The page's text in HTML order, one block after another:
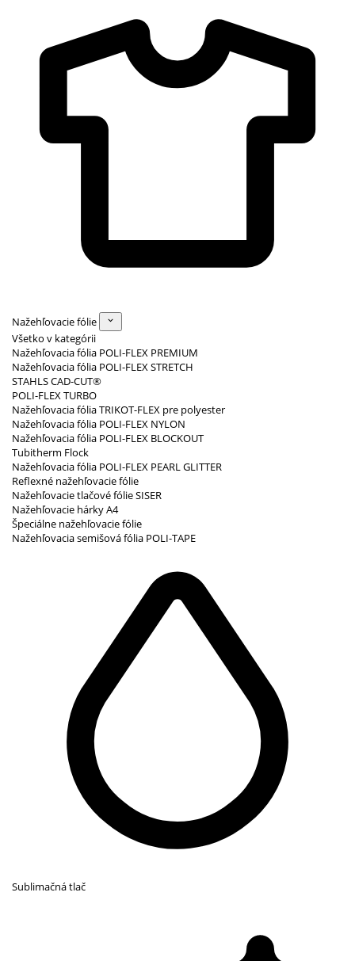
Nažehľovacie fólie
Všetko v kategórii
Nažehľovacia fólia POLI-FLEX PREMIUM
Nažehľovacia fólia POLI-FLEX STRETCH
STAHLS CAD-CUT®
POLI-FLEX TURBO
Nažehľovacia fólia TRIKOT-FLEX pre polyester
Nažehľovacia fólia POLI-FLEX NYLON
Nažehľovacia fólia POLI-FLEX BLOCKOUT
Tubitherm Flock
Nažehľovacia fólia POLI-FLEX PEARL GLITTER
Reflexné nažehľovacie fólie
Nažehľovacie tlačové fólie SISER
Nažehľovacie hárky A4
Špeciálne nažehľovacie fólie
Nažehľovacia semišová fólia POLI-TAPE
Sublimačná tlač